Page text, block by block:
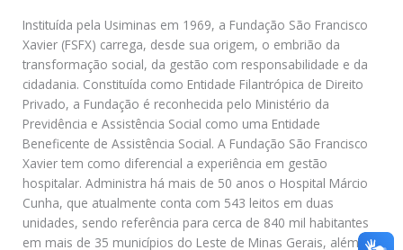
Instituída pela Usiminas em 1969, a Fundação São Francisco
Xavier (FSFX) carrega, desde sua origem, o embrião da
transformação social, da gestão com responsabilidade e da
cidadania. Constituída como Entidade Filantrópica de Direito
Privado, a Fundação é reconhecida pelo Ministério da
Previdência e Assistência Social como uma Entidade
Beneficente de Assistência Social. A Fundação São Francisco
Xavier tem como diferencial a experiência em gestão
hospitalar. Administra há mais de 50 anos o Hospital Márcio
Cunha, que atualmente conta com 543 leitos em duas
unidades, sendo referência para cerca de 840 mil habitantes
em mais de 35 municípios do Leste de Minas Gerais, além de